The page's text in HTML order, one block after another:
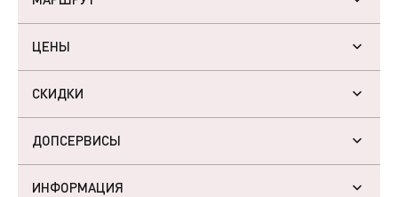
ЦЕНЫ
СКИДКИ
ДОПСЕРВИСЫ
ИНФОРМАЦИЯ